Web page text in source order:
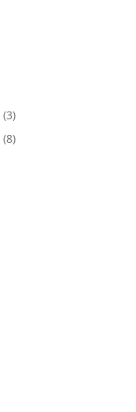
(3)
(8)